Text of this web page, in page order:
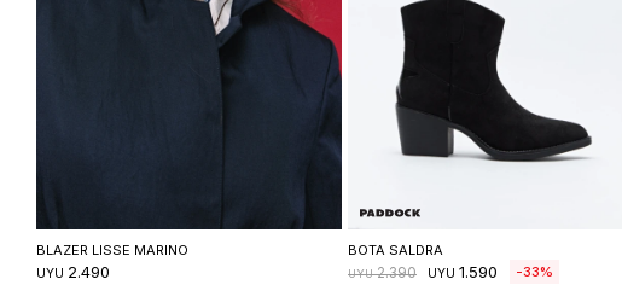
BLAZER LISSE MARINO
UYU 2.490
BOTA SALDRA
UYU 2.390 UYU 1.590 33